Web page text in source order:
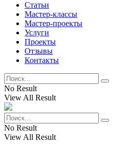
Статьи
Мастер-классы
Мастер-проекты
Услуги
Проекты
Отзывы
Контакты
No Result
View All Result
No Result
View All Result